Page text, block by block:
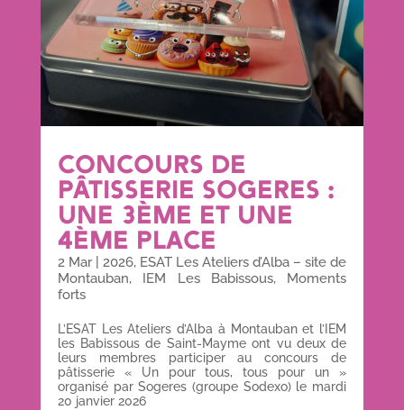
CONCOURS DE
PÂTISSERIE SOGERES :
UNE 3ÈME ET UNE
4ÈME PLACE
2 Mar| 2026, ESAT Les Ateliers d’Alba – site de
Montauban, IEM Les Babissous, Moments
forts
L’ESAT Les Ateliers d’Alba à Montauban et l’IEM
les Babissous de Saint-Mayme ont vu deux de
leurs membres participer au concours de
pâtisserie « Un pour tous, tous pour un »
organisé par Sogeres (groupe Sodexo) le mardi
20 janvier 2026